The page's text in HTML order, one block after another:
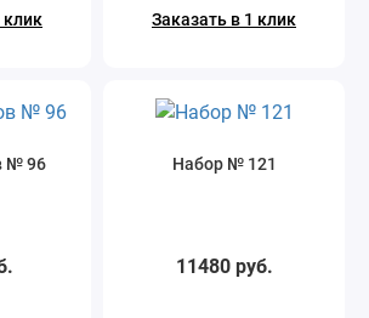
клик Заказать в 1 клик
№ 96 Набор № 121
11480 руб.